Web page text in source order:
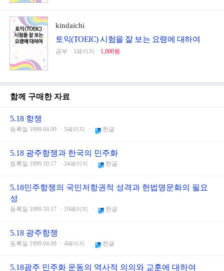
kindaichi
토익(TOEIC) 시험을 잘 보는 요령에 대하여
공부ㆍ1페이지ㆍ 1,000원
함께 구매한 자료
5.18 항쟁
등록일 1999.04.09 ㆍ5페이지 ㆍ 한글
5.18 광주항쟁과 한국의 민주화
등록일 1999.10.17 ㆍ34페이지 ㆍ 한글
5.18민주항쟁의 국민저항권적 성격과 헌법명문화의 필요
성
등록일 1999.10.17 ㆍ19페이지 ㆍ 한글
5.18 광주항쟁
등록일 1999.04.09 ㆍ4페이지 ㆍ 한글
5.18광주 민주화 운동의 역사적 의의와 교훈에 대하여